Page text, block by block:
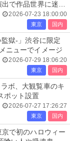
で作品世界に迷い
2026-07-23 18:00:00
東京 国内
監獄-」渋谷に限定
ニューでイメージ
2026-07-29 18:06:20
東京 国内
ボ、大観覧車のキ
ポット設置
2026-07-27 17:26:27
東京 国内
京で初のハロウィー